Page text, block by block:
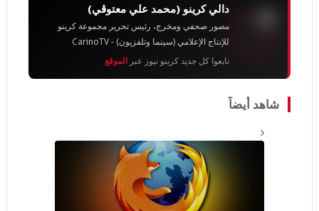
دالي كرينو (محمد علي معتوڨي)
مصور صحفي ومخرج، رئيس تحرير مجموعة كرينو
للإنتاج الإعلامي (سينما وتلفزيون) - CarinoTV
تابعوا كل جديد كرينو نيوز عبر الموقع
شاهد أيضاً